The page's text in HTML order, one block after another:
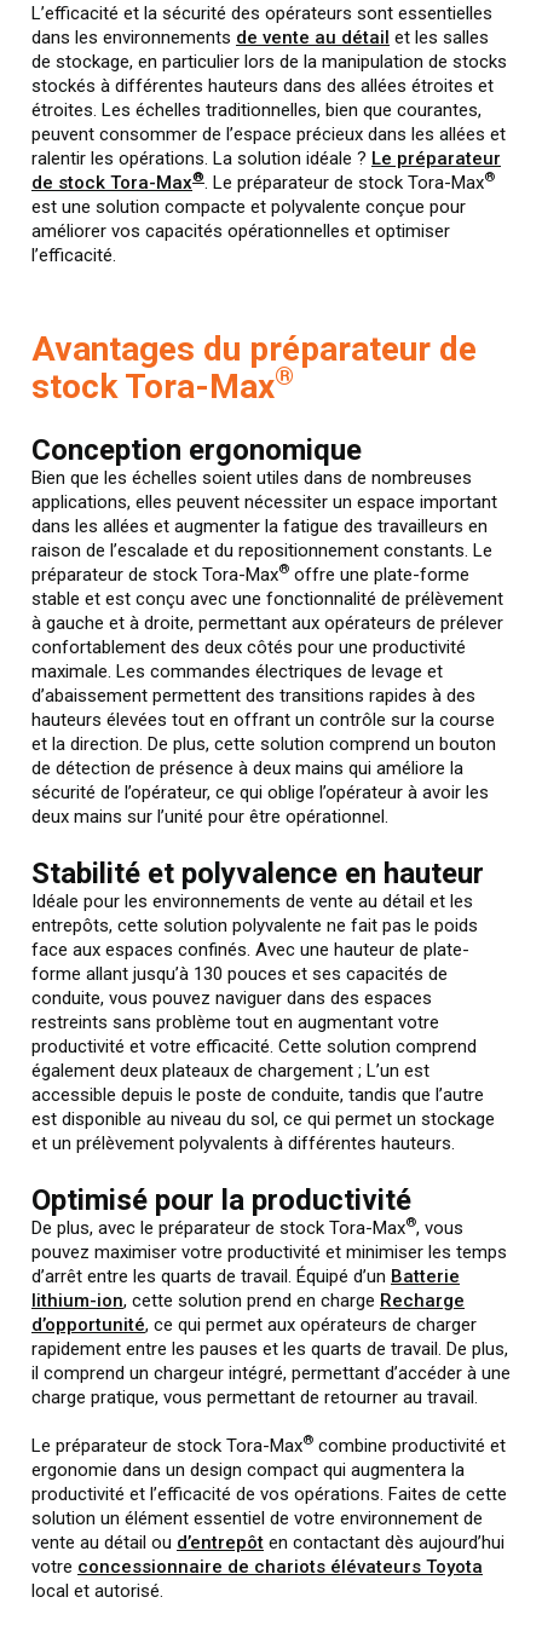
L’efficacité et la sécurité des opérateurs sont essentielles
dans les environnements de vente au détail et les salles
de stockage, en particulier lors de la manipulation de stocks
stockés à différentes hauteurs dans des allées étroites et
étroites. Les échelles traditionnelles, bien que courantes,
peuvent consommer de l’espace précieux dans les allées et
ralentir les opérations. La solution idéale ? Le préparateur
de stock Tora-Max®. Le préparateur de stock Tora-Max®
est une solution compacte et polyvalente conçue pour
améliorer vos capacités opérationnelles et optimiser
l’efficacité.
Avantages du préparateur de
stock Tora-Max®
Conception ergonomique
Bien que les échelles soient utiles dans de nombreuses
applications, elles peuvent nécessiter un espace important
dans les allées et augmenter la fatigue des travailleurs en
raison de l’escalade et du repositionnement constants. Le
préparateur de stock Tora-Max® offre une plate-forme
stable et est conçu avec une fonctionnalité de prélèvement
à gauche et à droite, permettant aux opérateurs de prélever
confortablement des deux côtés pour une productivité
maximale. Les commandes électriques de levage et
d’abaissement permettent des transitions rapides à des
hauteurs élevées tout en offrant un contrôle sur la course
et la direction. De plus, cette solution comprend un bouton
de détection de présence à deux mains qui améliore la
sécurité de l’opérateur, ce qui oblige l’opérateur à avoir les
deux mains sur l’unité pour être opérationnel.
Stabilité et polyvalence en hauteur
Idéale pour les environnements de vente au détail et les
entrepôts, cette solution polyvalente ne fait pas le poids
face aux espaces confinés. Avec une hauteur de plate-
forme allant jusqu’à 130 pouces et ses capacités de
conduite, vous pouvez naviguer dans des espaces
restreints sans problème tout en augmentant votre
productivité et votre efficacité. Cette solution comprend
également deux plateaux de chargement ; L’un est
accessible depuis le poste de conduite, tandis que l’autre
est disponible au niveau du sol, ce qui permet un stockage
et un prélèvement polyvalents à différentes hauteurs.
Optimisé pour la productivité
De plus, avec le préparateur de stock Tora-Max®, vous
pouvez maximiser votre productivité et minimiser les temps
d’arrêt entre les quarts de travail. Équipé d’un Batterie
lithium-ion, cette solution prend en charge Recharge
d’opportunité, ce qui permet aux opérateurs de charger
rapidement entre les pauses et les quarts de travail. De plus,
il comprend un chargeur intégré, permettant d’accéder à une
charge pratique, vous permettant de retourner au travail.
Le préparateur de stock Tora-Max® combine productivité et
ergonomie dans un design compact qui augmentera la
productivité et l’efficacité de vos opérations. Faites de cette
solution un élément essentiel de votre environnement de
vente au détail ou d’entrepôt en contactant dès aujourd’hui
votre concessionnaire de chariots élévateurs Toyota
local et autorisé.